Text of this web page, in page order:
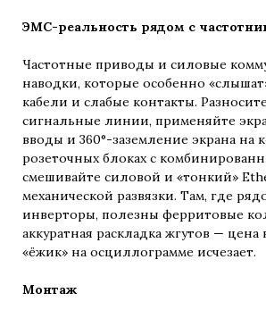
ЭМС-реальность рядом с
Частотные приводы и силовые
наводки, которые особенно
кабели и слабые контакты.
сигнальные линии, применяйте
вводы и 360°-заземление экрана на
розеточных блоках с
смешивайте силовой и «тонкий»
механической развязки. Там, где
инверторы, полезны ферритовые
аккуратная раскладка жгутов — цена
«ёжик» на осциллограмме исчезает.
Монтаж